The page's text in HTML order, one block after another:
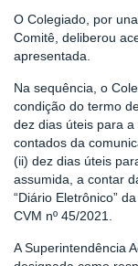
O Colegiado, por
Comitê, deliberou
apresentada.
Na sequência, o
condição do termo
dez dias úteis para
contados da
(ii) dez dias úteis
assumida, a contar
“Diário Eletrônico”
CVM nº 45/2021.
A Superintendência